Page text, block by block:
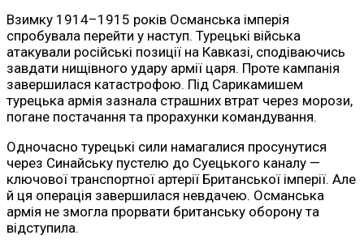
Взимку 1914–1915 років Османська імперія
спробувала перейти у наступ. Турецькі війська
атакували російські позиції на Кавказі, сподіваючись
завдати нищівного удару армії царя. Проте кампанія
завершилася катастрофою. Під Сарикамишем
турецька армія зазнала страшних втрат через морози,
погане постачання та прорахунки командування.
Одночасно турецькі сили намагалися просунутися
через Синайську пустелю до Суецького каналу —
ключової транспортної артерії Британської імперії. Але
й ця операція завершилася невдачею. Османська
армія не змогла прорвати британську оборону та
відступила.